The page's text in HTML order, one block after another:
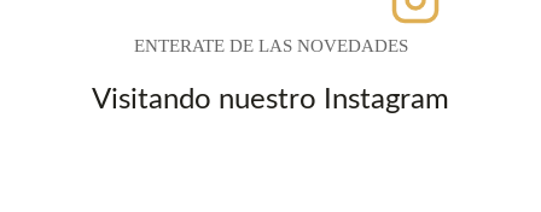
ENTERATE DE LAS NOVEDADES
Visitando nuestro Instagram